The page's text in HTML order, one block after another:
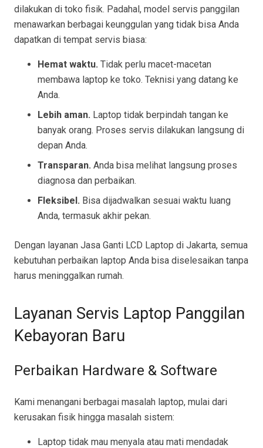
dilakukan di toko fisik. Padahal, model servis panggilan
menawarkan berbagai keunggulan yang tidak bisa Anda
dapatkan di tempat servis biasa:
Hemat waktu. Tidak perlu macet-macetan
membawa laptop ke toko. Teknisi yang datang ke
Anda.
Lebih aman. Laptop tidak berpindah tangan ke
banyak orang. Proses servis dilakukan langsung di
depan Anda.
Transparan. Anda bisa melihat langsung proses
diagnosa dan perbaikan.
Fleksibel. Bisa dijadwalkan sesuai waktu luang
Anda, termasuk akhir pekan.
Dengan layanan Jasa Ganti LCD Laptop di Jakarta, semua
kebutuhan perbaikan laptop Anda bisa diselesaikan tanpa
harus meninggalkan rumah.
Layanan Servis Laptop Panggilan
Kebayoran Baru
Perbaikan Hardware & Software
Kami menangani berbagai masalah laptop, mulai dari
kerusakan fisik hingga masalah sistem:
Laptop tidak mau menyala atau mati mendadak